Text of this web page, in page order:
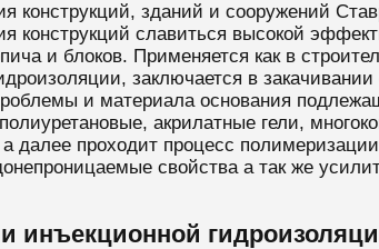
конструкций, зданий и сооружений
конструкций славиться высокой
и блоков. Применяется как в
заключается в
и материала основания
акрилатные гели,
далее проходит процесс
свойства а так же
инъекционной